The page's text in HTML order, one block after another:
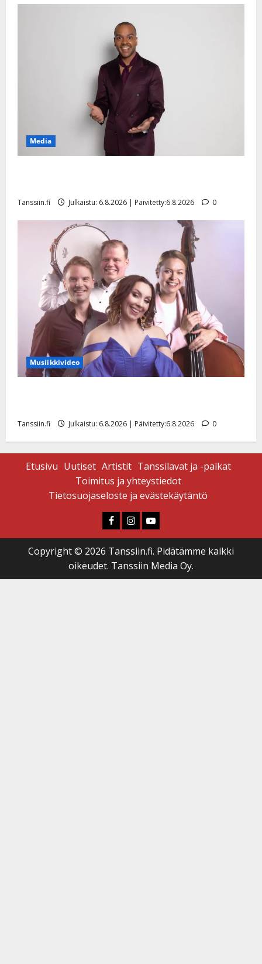
Media
Tanssiin.fi Julkaistu: 6.8.2026 | Päivitetty:6.8.2026 0
Musiikkivideo
Tanssiin.fi Julkaistu: 6.8.2026 | Päivitetty:6.8.2026 0
Etusivu Uutiset Artistit Tanssilavat ja -paikat
Toimitus ja yhteystiedot
Tietosuojaseloste ja evästekäytäntö
Faceboook
Instagram
Youtube
Copyright © 2026 Tanssiin.fi. Pidätämme kaikki
oikeudet. Tanssiin Media Oy.